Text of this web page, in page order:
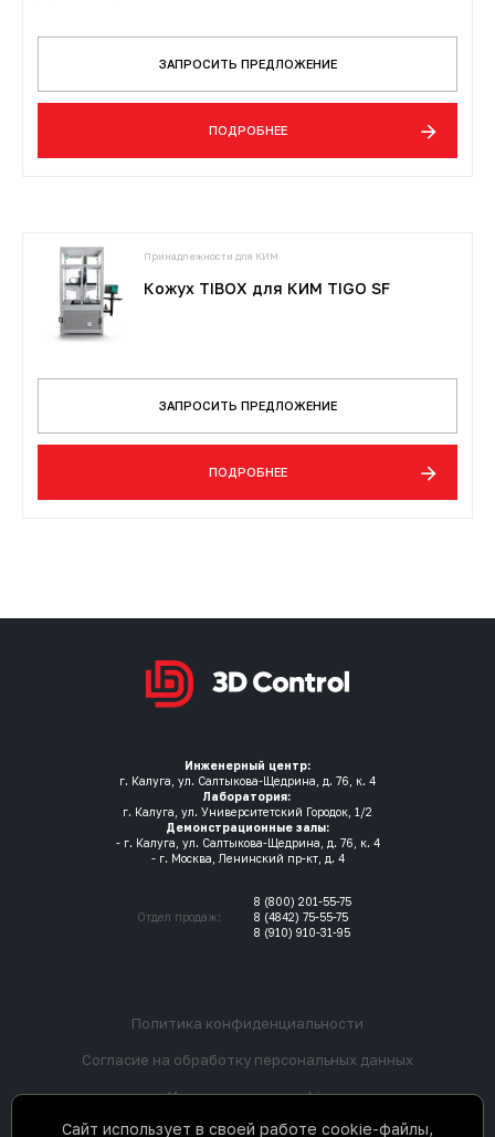
ЗАПРОСИТЬ ПРЕДЛОЖЕНИЕ
ПОДРОБНЕЕ
Принадлежности для КИМ
Кожух TIBOX для КИМ TIGO SF
ЗАПРОСИТЬ ПРЕДЛОЖЕНИЕ
ПОДРОБНЕЕ
Инженерный центр:
г. Калуга, ул. Салтыкова-Щедрина, д. 76, к. 4
Лаборатория:
г. Калуга, ул. Университетский Городок, 1/2
Демонстрационные залы:
- г. Калуга, ул. Салтыкова-Щедрина, д. 76, к. 4
- г. Москва, Ленинский пр-кт, д. 4
Отдел продаж:
8 (800) 201-55-75
8 (4842) 75-55-75
8 (910) 910-31-95
Политика конфиденциальности
Согласие на обработку персональных данных
Использование cookie
Сайт использует в своей работе cookie-файлы,